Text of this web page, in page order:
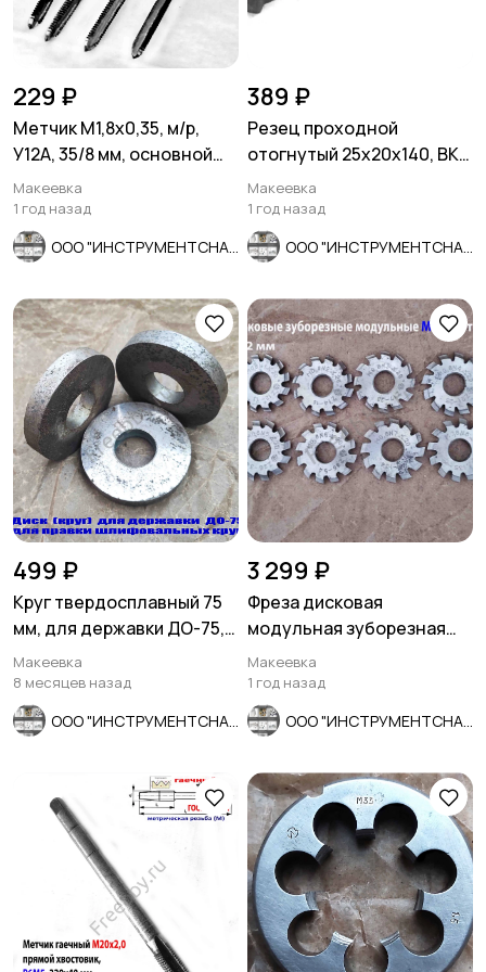
229 ₽
Метчик М1,8х0,35, м/р,
У12А, 35/8 мм, основной
шаг, СССР.
Макеевка
1 год назад
389 ₽
Резец проходной
отогнутый 25х20х140, ВК8,
2102-0029, ГОСТ 18877-73.
Макеевка
1 год назад
499 ₽
Круг твердосплавный 75
мм, для державки ДО-75,
для правки шлиф кругов.
Макеевка
8 месяцев назад
3 299 ₽
Фреза дисковая
модульная зуборезная
М0,8; Р6М5, 20°, Z12, к-т 8
шт
Макеевка
1 год назад